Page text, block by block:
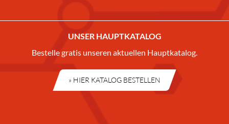
UNSER HAUPTKATALOG
Bestelle gratis unseren aktuellen Hauptkatalog.
» HIER KATALOG BESTELLEN